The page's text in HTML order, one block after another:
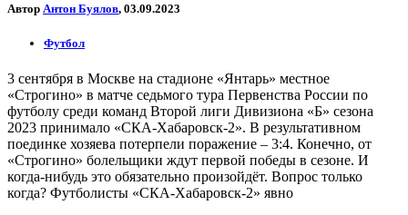
Автор Антон Буялов, 03.09.2023
Футбол
3 сентября в Москве на стадионе «Янтарь» местное
«Строгино» в матче седьмого тура Первенства России по
футболу среди команд Второй лиги Дивизиона «Б» сезона
2023 принимало «СКА-Хабаровск-2». В результативном
поединке хозяева потерпели поражение – 3:4. Конечно, от
«Строгино» болельщики ждут первой победы в сезоне. И
когда-нибудь это обязательно произойдёт. Вопрос только
когда? Футболисты «СКА-Хабаровск-2» явно